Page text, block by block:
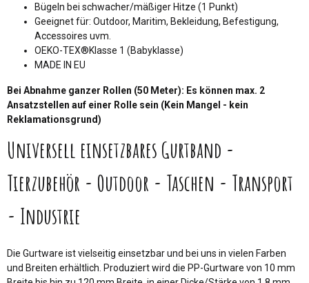
Bügeln bei schwacher/mäßiger Hitze (1 Punkt)
Geeignet für: Outdoor, Maritim, Bekleidung, Befestigung,
Accessoires uvm.
OEKO-TEX®Klasse 1 (Babyklasse)
MADE IN EU
Bei Abnahme ganzer Rollen (50 Meter): Es können max. 2
Ansatzstellen auf einer Rolle sein (Kein Mangel - kein
Reklamationsgrund)
Universell einsetzbares Gurtband -
Tierzubehör - Outdoor - Taschen - Transport
- Industrie
Die Gurtware ist vielseitig einsetzbar und bei uns in vielen Farben
und Breiten erhältlich. Produziert wird die PP-Gurtware von 10 mm